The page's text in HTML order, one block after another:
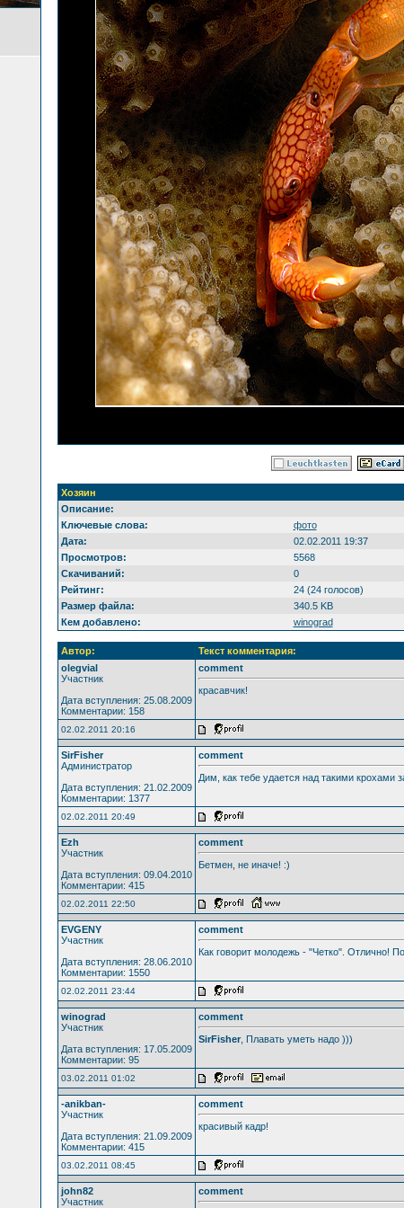
Хозяин
Описание:
Ключевые слова:
фото
Дата:
02.02.2011 19:37
Просмотров:
5568
Скачиваний:
0
Рейтинг:
24 (24 голосов)
Размер файла:
340.5 KB
Кем добавлено:
winograd
Автор:
Текст комментария:
olegvial
Участник
Дата вступления: 25.08.2009
Комментарии: 158
comment
красавчик!
02.02.2011 20:16
SirFisher
Администратор
Дата вступления: 21.02.2009
Комментарии: 1377
comment
Дим, как тебе удается над такими крохами
02.02.2011 20:49
Ezh
Участник
Дата вступления: 09.04.2010
Комментарии: 415
comment
Бетмен, не иначе! :)
02.02.2011 22:50
EVGENY
Участник
Дата вступления: 28.06.2010
Комментарии: 1550
comment
Как говорит молодежь - "Четко". Отлично!
02.02.2011 23:44
winograd
Участник
Дата вступления: 17.05.2009
Комментарии: 95
comment
SirFisher, Плавать уметь надо )))
03.02.2011 01:02
-anikban-
Участник
Дата вступления: 21.09.2009
Комментарии: 415
comment
красивый кадр!
03.02.2011 08:45
john82
Участник
comment